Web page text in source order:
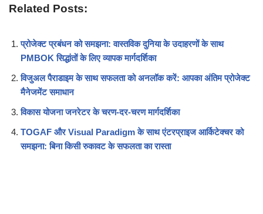
Related Posts:
प्रोजेक्ट प्रबंधन को समझना: वास्तविक दुनिया के उदाहरणों के साथ
PMBOK सिद्धांतों के लिए व्यापक मार्गदर्शिका
विजुअल पैराडाइम के साथ सफलता को अनलॉक करें: आपका अंतिम प्रोजेक्ट
मैनेजमेंट समाधान
विकास योजना जनरेटर के चरण-दर-चरण मार्गदर्शिका
TOGAF और Visual Paradigm के साथ एंटरप्राइज आर्किटेक्चर को
समझना: बिना किसी रुकावट के सफलता का रास्ता